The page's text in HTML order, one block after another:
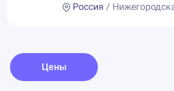
Россия /
Цены